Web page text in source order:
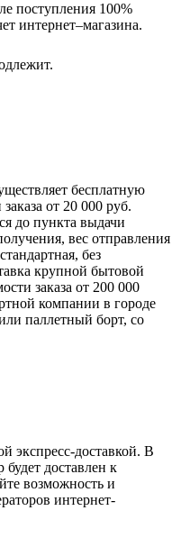
поступления 100%
интернет–магазина.
бесплатную
от 20 000 руб.
до пункта выдачи
вес отправления
без
крупной бытовой
заказа от 200 000
компании в городе
паллетный борт, со
экспресс-доставкой. В
доставлен к
возможность и
интернет-